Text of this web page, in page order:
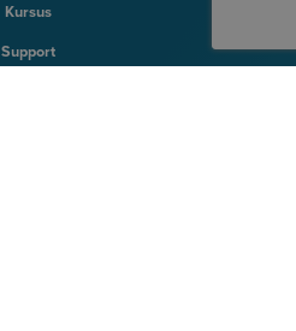
Kursus
Support